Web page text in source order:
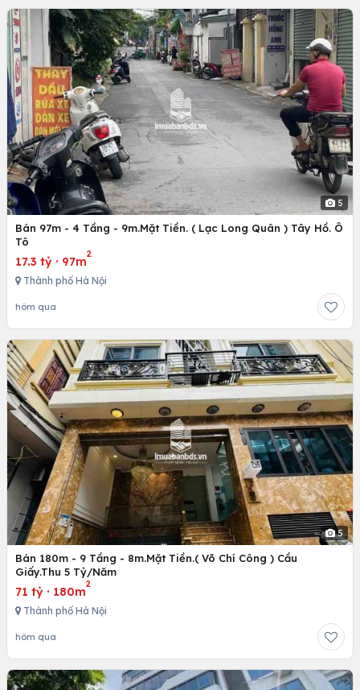
5
Bán 97m - 4 Tầng - 9m.Mặt Tiền. ( Lạc Long Quân ) Tây Hồ. Ô
Tô
17.3 tỷ · 97m
2
Thành phố Hà Nội
hôm qua
5
Bán 180m - 9 Tầng - 8m.Mặt Tiền.( Võ Chí Công ) Cầu
Giấy.Thu 5 Tỷ/Năm
71 tỷ · 180m
2
Thành phố Hà Nội
hôm qua